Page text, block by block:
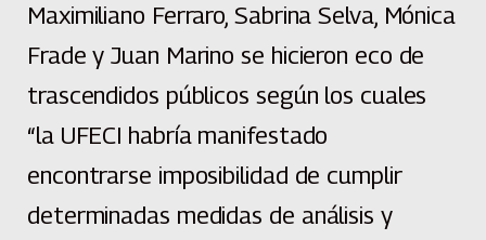
Maximiliano Ferraro, Sabrina Selva, Mónica
Frade y Juan Marino se hicieron eco de
trascendidos públicos según los cuales
“la UFECI habría manifestado
encontrarse imposibilidad de cumplir
determinadas medidas de análisis y